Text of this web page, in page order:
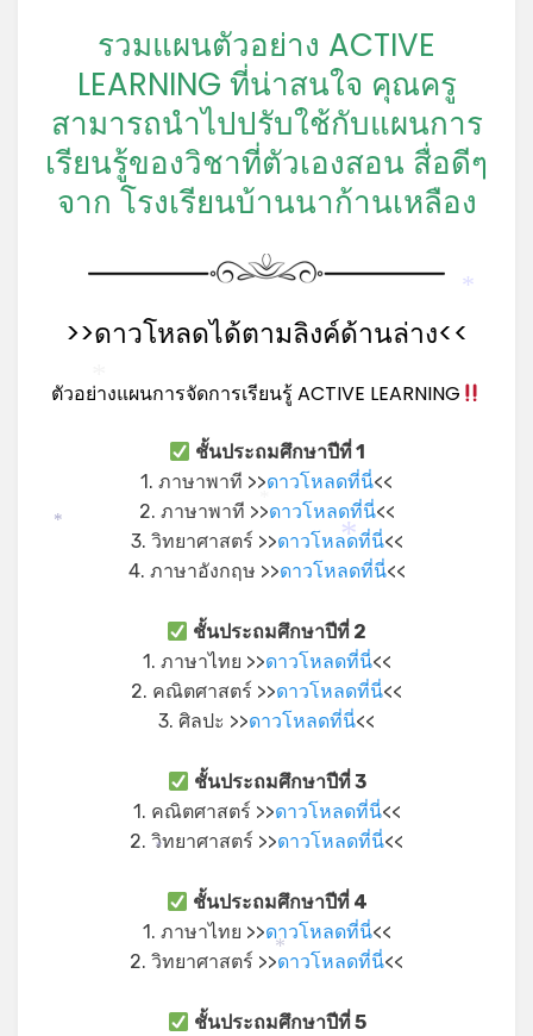
รวมแผนตัวอย่าง ACTIVE
LEARNING ที่น่าสนใจ คุณครู
สามารถนำไปปรับใช้กับแผนการ
เรียนรู้ของวิชาที่ตัวเองสอน สื่อดีๆ
จาก โรงเรียนบ้านนาก้านเหลือง
>>ดาวโหลดได้ตามลิงค์ด้านล่าง<<
ตัวอย่างแผนการจัดการเรียนรู้ ACTIVE LEARNING
ชั้นประถมศึกษาปีที่ 1
1. ภาษาพาที >>ดาวโหลดที่นี่<<
2. ภาษาพาที >>ดาวโหลดที่นี่<<
3. วิทยาศาสตร์ >>ดาวโหลดที่นี่<<
4. ภาษาอังกฤษ >>ดาวโหลดที่นี่<<
ชั้นประถมศึกษาปีที่ 2
1. ภาษาไทย >>ดาวโหลดที่นี่<<
2. คณิตศาสตร์ >>ดาวโหลดที่นี่<<
3. ศิลปะ >>ดาวโหลดที่นี่<<
ชั้นประถมศึกษาปีที่ 3
1. คณิตศาสตร์ >>ดาวโหลดที่นี่<<
2. วิทยาศาสตร์ >>ดาวโหลดที่นี่<<
ชั้นประถมศึกษาปีที่ 4
1. ภาษาไทย >>ดาวโหลดที่นี่<<
2. วิทยาศาสตร์ >>ดาวโหลดที่นี่<<
ชั้นประถมศึกษาปีที่ 5
*
*
*
*